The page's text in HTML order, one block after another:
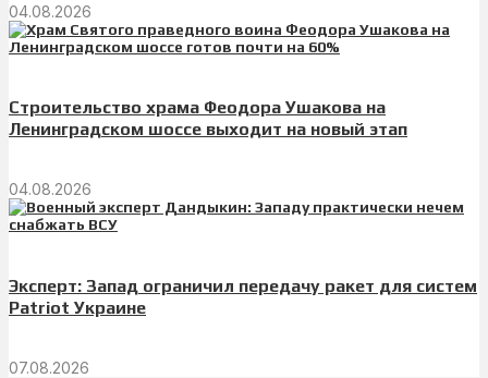
04.08.2026
Строительство храма Феодора Ушакова на
Ленинградском шоссе выходит на новый этап
04.08.2026
Эксперт: Запад ограничил передачу ракет для систем
Patriot Украине
07.08.2026